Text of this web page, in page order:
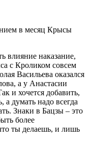
в месяц Крысы
влияние наказание,
с Кроликом совсем
Васильева оказался
а у Анастасии
и хочется добавить,
а думать надо всегда
Знаки в Бацзы – это
более
ты делаешь, и лишь